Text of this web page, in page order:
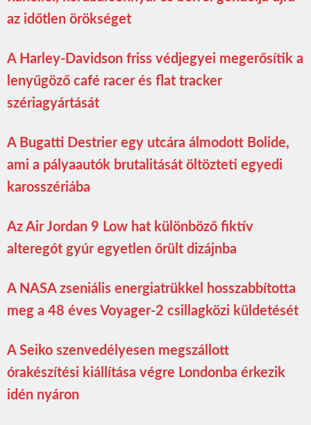
az időtlen örökséget
A Harley-Davidson friss védjegyei megerősítik a
lenyűgöző café racer és flat tracker
szériagyártását
A Bugatti Destrier egy utcára álmodott Bolide,
ami a pályaautók brutalitását öltözteti egyedi
karosszériába
Az Air Jordan 9 Low hat különböző fiktív
alteregót gyúr egyetlen őrült dizájnba
A NASA zseniális energiatrükkel hosszabbította
meg a 48 éves Voyager-2 csillagközi küldetését
A Seiko szenvedélyesen megszállott
órakészítési kiállítása végre Londonba érkezik
idén nyáron